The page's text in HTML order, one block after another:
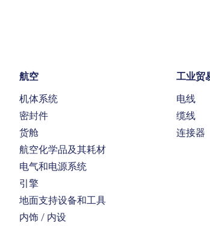
航空
机体系统
密封件
货舱
航空化学品及其耗材
电气和电源系统
引擎
地面支持设备和工具
内饰 / 内设
工业贸
电线
缆线
连接器